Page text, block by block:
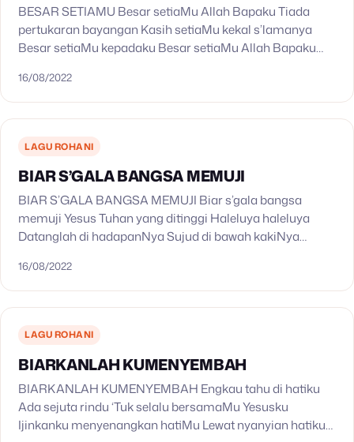
BESAR SETIAMU Besar setiaMu Allah Bapaku Tiada
pertukaran bayangan Kasih setiaMu kekal s’lamanya
Besar setiaMu kepadaku Besar setiaMu Allah Bapaku
tiada berubah Besar setiaMu kepadaku Reff:…
16/08/2022
LAGU ROHANI
BIAR S’GALA BANGSA MEMUJI
BIAR S’GALA BANGSA MEMUJI Biar s’gala bangsa
memuji Yesus Tuhan yang ditinggi Haleluya haleluya
Datanglah di hadapanNya Sujud di bawah kakiNya
haleluya haleluya Haleluya haleluya haleluya…
16/08/2022
LAGU ROHANI
BIARKANLAH KUMENYEMBAH
BIARKANLAH KUMENYEMBAH Engkau tahu di hatiku
Ada sejuta rindu ‘Tuk selalu bersamaMu Yesusku
Ijinkanku menyenangkan hatiMu Lewat nyanyian hatiku